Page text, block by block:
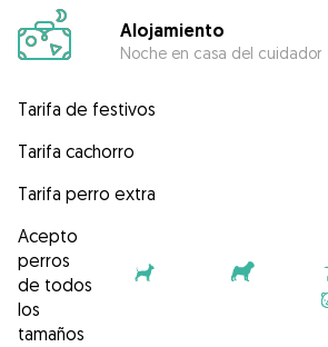
Alojamiento
Noche en casa del cuidador
Tarifa de festivos
Tarifa cachorro
Tarifa perro extra
Acepto
perros
de todos
los
tamaños